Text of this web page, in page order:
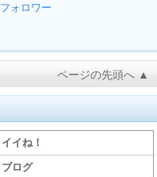
フォロワー
ページの先頭へ ▲
イイね！
ブログ